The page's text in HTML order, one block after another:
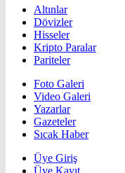
Altınlar
Dövizler
Hisseler
Kripto Paralar
Pariteler
Foto Galeri
Video Galeri
Yazarlar
Gazeteler
Sıcak Haber
Üye Giriş
Üye Kayıt